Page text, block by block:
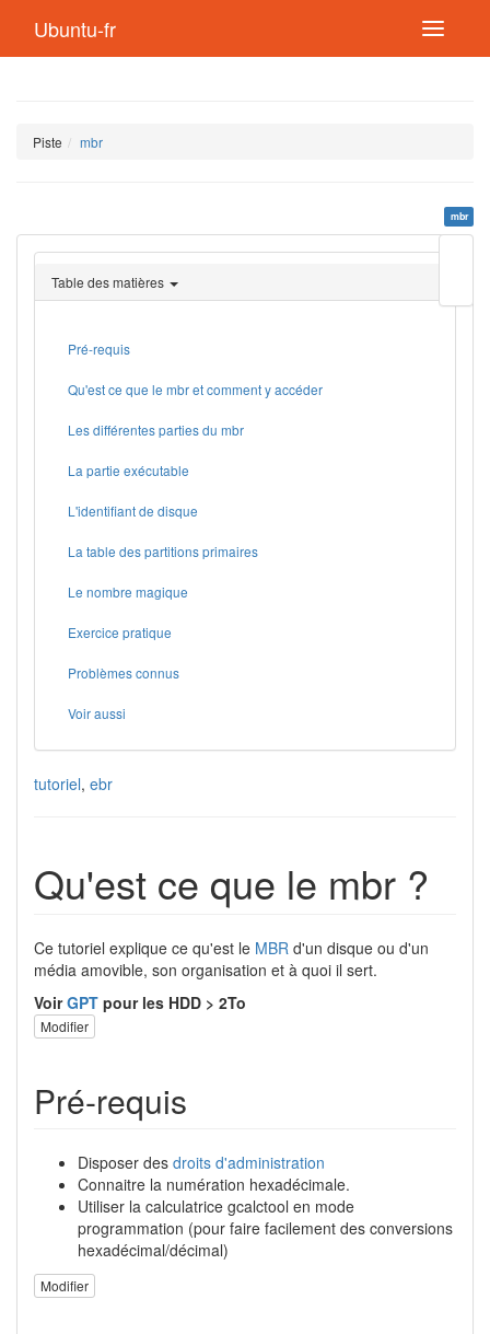
Ubuntu-fr
Piste mbr
mbr
page
Table des matières
Pré-requis
Qu'est ce que le mbr et comment y accéder
Les différentes parties du mbr
La partie exécutable
L'identifiant de disque
La table des partitions primaires
Le nombre magique
Exercice pratique
Problèmes connus
Voir aussi
tutoriel, ebr
Qu'est ce que le mbr ?
Ce tutoriel explique ce qu'est le MBR d'un disque ou d'un
média amovible, son organisation et à quoi il sert.
VoirGPT pour les HDD > 2To
Modifier
Pré-requis
Disposer des droits d'administration
Connaitre la numération hexadécimale.
Utiliser la calculatrice gcalctool en mode
programmation (pour faire facilement des conversions
hexadécimal/décimal)
Modifier